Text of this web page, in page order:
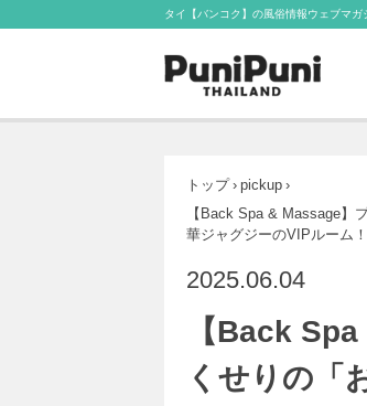
タイ【バンコク】の風俗情報ウェブマガ
トップ › pickup ›
【Back Spa & Massage】
華ジャグジーのVIPルーム！
2025.06.04
【Back
くせりの「